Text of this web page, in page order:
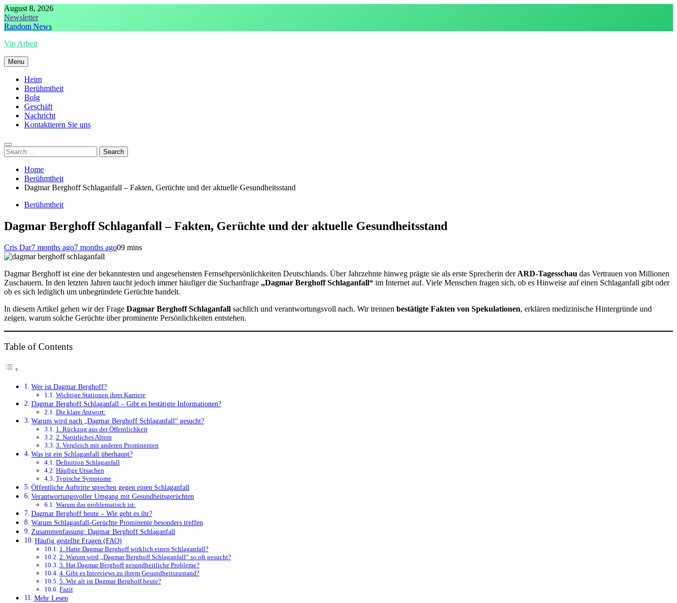
Skip
to
content
August 8, 2026
Newsletter
Random News
Vip Arbeit
Menu
Heim
Berühmtheit
Bolg
Geschäft
Nachricht
Kontaktieren Sie uns
Search
for:
Home
Berühmtheit
Dagmar Berghoff Schlaganfall – Fakten, Gerüchte und der aktuelle Gesundheitsstand
Berühmtheit
Dagmar Berghoff Schlaganfall – Fakten, Gerüchte und der aktuelle Gesundheitsstand
Cris Dar7 months ago7 months ago09 mins
Dagmar Berghoff ist eine der bekanntesten und angesehensten Fernsehpersönlichkeiten Deutschlands. Über Jahrzehnte hinweg prägte sie als erste Sprecherin der ARD-Tagesschau das Vertrauen von Millionen
Zuschauern. In den letzten Jahren taucht jedoch immer häufiger die Suchanfrage „Dagmar Berghoff Schlaganfall“ im Internet auf. Viele Menschen fragen sich, ob es Hinweise auf einen Schlaganfall gibt oder
ob es sich lediglich um unbegründete Gerüchte handelt.
In diesem Artikel gehen wir der Frage Dagmar Berghoff Schlaganfall sachlich und verantwortungsvoll nach. Wir trennen bestätigte Fakten von Spekulationen, erklären medizinische Hintergründe und
zeigen, warum solche Gerüchte über prominente Persönlichkeiten entstehen.
Table of Contents
Wer ist Dagmar Berghoff?
Wichtige Stationen ihrer Karriere
Dagmar Berghoff Schlaganfall – Gibt es bestätigte Informationen?
Die klare Antwort:
Warum wird nach „Dagmar Berghoff Schlaganfall“ gesucht?
1. Rückzug aus der Öffentlichkeit
2. Natürliches Altern
3. Vergleich mit anderen Prominenten
Was ist ein Schlaganfall überhaupt?
Definition Schlaganfall
Häufige Ursachen
Typische Symptome
Öffentliche Auftritte sprechen gegen einen Schlaganfall
Verantwortungsvoller Umgang mit Gesundheitsgerüchten
Warum das problematisch ist:
Dagmar Berghoff heute – Wie geht es ihr?
Warum Schlaganfall-Gerüchte Prominente besonders treffen
Zusammenfassung: Dagmar Berghoff Schlaganfall
Häufig gestellte Fragen (FAQ)
1. Hatte Dagmar Berghoff wirklich einen Schlaganfall?
2. Warum wird „Dagmar Berghoff Schlaganfall“ so oft gesucht?
3. Hat Dagmar Berghoff gesundheitliche Probleme?
4. Gibt es Interviews zu ihrem Gesundheitszustand?
5. Wie alt ist Dagmar Berghoff heute?
Fazit
Mehr Lesen